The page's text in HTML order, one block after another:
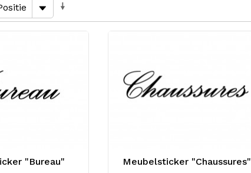
"Bureau" Meubelsticker "Chaussures"